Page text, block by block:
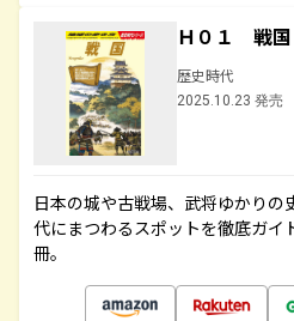
Ｈ０１ 戦国
歴史時代
2025.10.23 発売
日本の城や古戦場、武将ゆかりの
代にまつわるスポットを徹底ガイ
冊。